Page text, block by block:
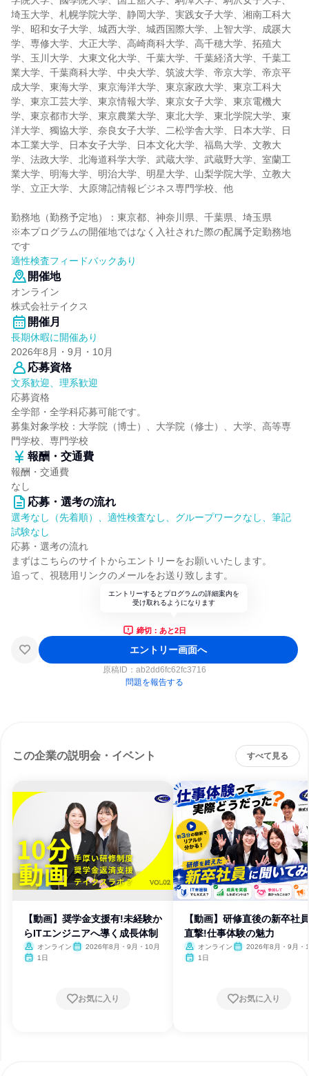
埼玉大学、札幌学院大学、静岡大学、実践女子大学、湘南工科大
学、昭和女子大学、城西大学、城西国際大学、上智大学、成蹊大
学、専修大学、大正大学、高崎商科大学、高千穂大学、拓殖大
学、玉川大学、大東文化大学、千葉大学、千葉経済大学、千葉工
業大学、千葉商科大学、中央大学、筑波大学、帝京大学、帝京平
成大学、東海大学、東京海洋大学、東京家政大学、東京工科大
学、東京工芸大学、東京情報大学、東京女子大学、東京電機大
学、東京都市大学、東京農業大学、東北大学、東北学院大学、東
洋大学、獨協大学、奈良女子大学、二松学舎大学、日本大学、日
本工業大学、日本女子大学、日本文化大学、福島大学、文教大
学、法政大学、北海道科学大学、武蔵大学、武蔵野大学、室蘭工
業大学、明海大学、明治大学、明星大学、山梨学院大学、立教大
学、立正大学、大原簿記情報ビジネス専門学校、他
勤務地（勤務予定地）：東京都、神奈川県、千葉県、埼玉県
※本プログラムの開催地ではなく入社された際の配属予定勤務地
です
適性検査フィードバックあり
開催地
オンライン
株式会社テイクス
開催月
長期休暇に開催あり
2026年8月・9月・10月
応募資格
文系歓迎、理系歓迎
応募資格
全学部・全学科応募可能です。
募集対象学校：大学院（博士）、大学院（修士）、大学、高等専
門学校、専門学校
報酬・交通費
報酬・交通費
なし
応募・選考の流れ
選考なし（先着順）、適性検査なし、グループワークなし、筆記
試験なし
応募・選考の流れ
まずはこちらのサイトからエントリーをお願いいたします。
追って、視聴用リンクのメールをお送り致します。
エントリーするとプログラムの詳細案内を
受け取れるようになります
締切：あと2日
エントリー画面へ
原稿ID： ab2dd6fc62fc3716
問題を報告する
この企業の説明会・イベント すべて見る
【動画】奨学金支援有!未経験か
らITエンジニアへ導く成長体制
オンライン
2026年8月・9月・10月
1日
お気に入り
【動画】研修直後の新卒社
直撃!仕事体験の魅力
オンライン
2026年8月・9月・
1日
お気に入り